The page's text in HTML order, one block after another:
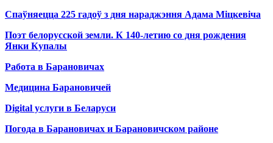
Спаўняецца 225 гадоў з дня нараджэння Адама Міцкевіча
Поэт белорусской земли. К 140-летию со дня рождения
Янки Купалы
Работа в Барановичах
Медицина Барановичей
Digital услуги в Беларуси
Погода в Барановичах и Барановичском районе